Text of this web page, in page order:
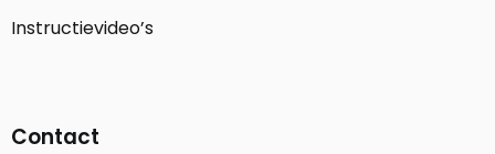
Instructievideo’s
Contact